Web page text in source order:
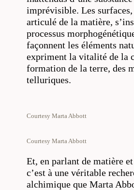
imprévisible. Les
articulé de la matière,
processus
façonnent les éléments
expriment la vitalité de la
formation de la terre, des
telluriques.
Courtesy Marta Abbott
Courtesy Marta Abbott
Et, en parlant de matière
c’est à une véritable
alchimique que Marta